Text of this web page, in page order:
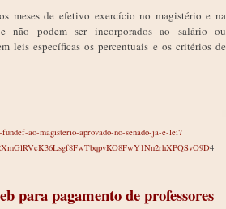
meses de efetivo exercício no magistério e na
não podem ser incorporados ao salário ou
leis específicas os percentuais e os critérios de
ao-magisterio-aprovado-no-senado-ja-e-lei?
4
para pagamento de professores